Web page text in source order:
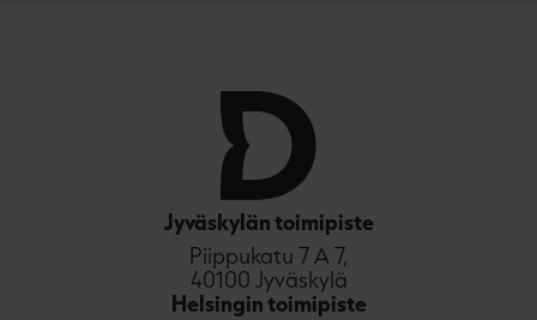
Jyväskylän toimipiste
Piippukatu 7 A 7,
40100 Jyväskylä
Helsingin toimipiste